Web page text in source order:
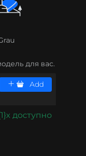
для вас.
Add
доступно